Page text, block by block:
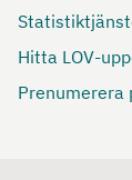
Hitta LOV-
Prenumerera